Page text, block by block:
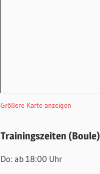
Größere Karte anzeigen
Trainingszeiten (Boule)
Do: ab 18:00 Uhr